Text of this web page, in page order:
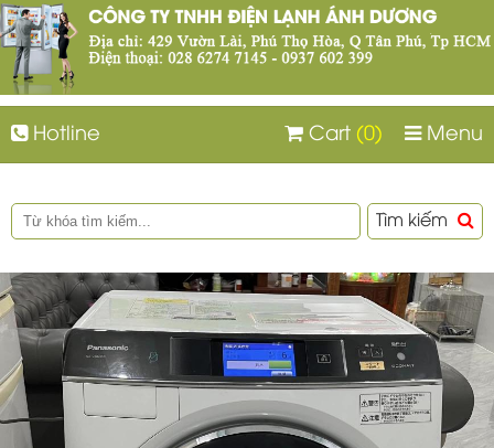
Hotline Menu
Cart (0)
Tìm kiếm